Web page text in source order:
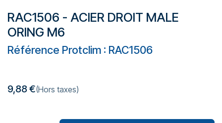
RAC1506 - ACIER DROIT MALE
ORING M6
Référence Protclim : RAC1506
9,88€(Hors taxes)